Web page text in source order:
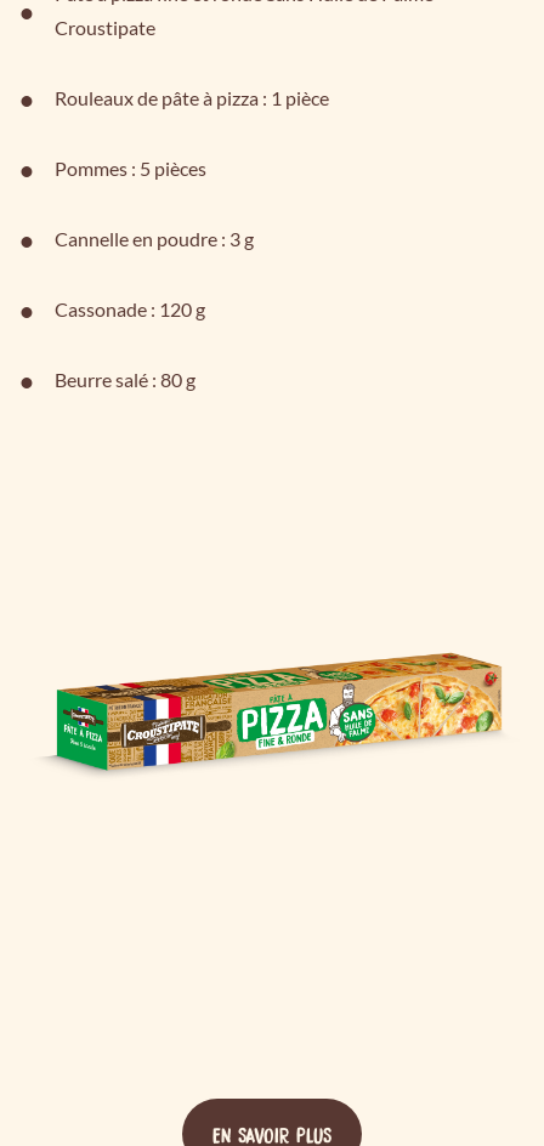
EN SAVOIR PLUS
Croustipate
Rouleaux de pâte à pizza : 1 pièce
Pommes : 5 pièces
Cannelle en poudre : 3 g
Cassonade : 120 g
Beurre salé : 80 g